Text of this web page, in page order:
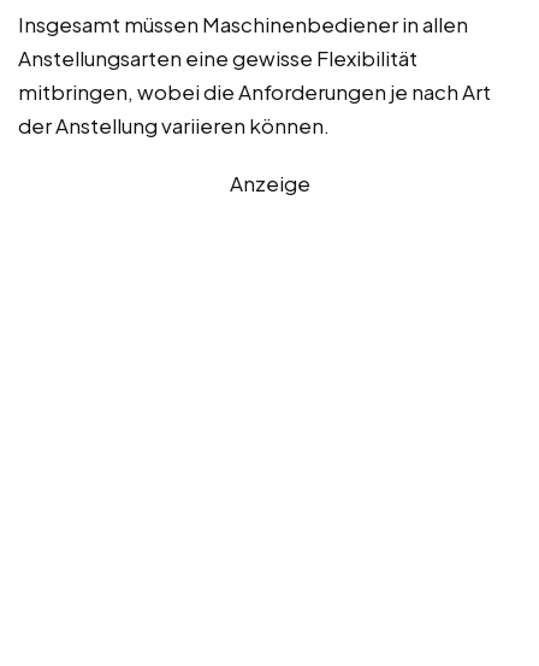
Insgesamt müssen Maschinenbediener in allen
Anstellungsarten eine gewisse Flexibilität
mitbringen, wobei die Anforderungen je nach Art
der Anstellung variieren können.
Anzeige